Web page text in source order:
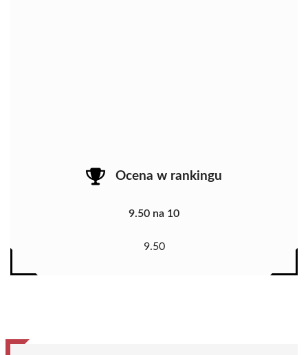
Ocena w rankingu
9.50 na 10
9.50